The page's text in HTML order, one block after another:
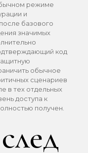
режиме
и
базового
значимых
код
обычное
сценариев
в тех отдельных
доступа к
получен.